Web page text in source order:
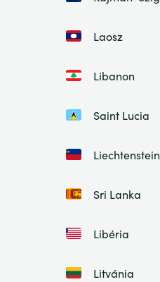
Laosz
Libanon
Saint Lucia
Liechtenstein
Sri Lanka
Libéria
Litvánia